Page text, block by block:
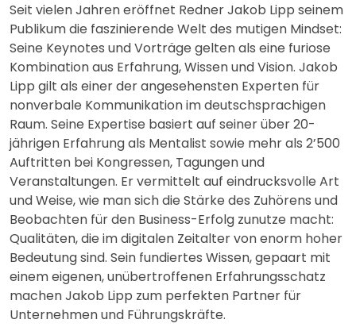
Seit vielen Jahren eröffnet Redner Jakob Lipp seinem
Publikum die faszinierende Welt des mutigen Mindset:
Seine Keynotes und Vorträge gelten als eine furiose
Kombination aus Erfahrung, Wissen und Vision. Jakob
Lipp gilt als einer der angesehensten Experten für
nonverbale Kommunikation im deutschsprachigen
Raum. Seine Expertise basiert auf seiner über 20-
jährigen Erfahrung als Mentalist sowie mehr als 2’500
Auftritten bei Kongressen, Tagungen und
Veranstaltungen. Er vermittelt auf eindrucksvolle Art
und Weise, wie man sich die Stärke des Zuhörens und
Beobachten für den Business-Erfolg zunutze macht:
Qualitäten, die im digitalen Zeitalter von enorm hoher
Bedeutung sind. Sein fundiertes Wissen, gepaart mit
einem eigenen, unübertroffenen Erfahrungsschatz
machen Jakob Lipp zum perfekten Partner für
Unternehmen und Führungskräfte.